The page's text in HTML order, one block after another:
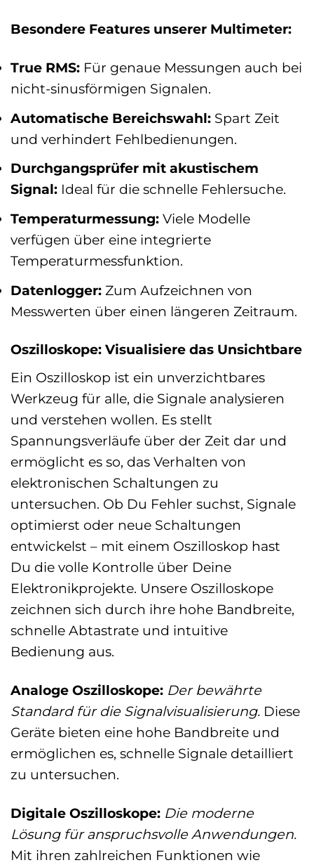
Besondere Features unserer Multimeter:
True RMS: Für genaue Messungen auch bei
nicht-sinusförmigen Signalen.
Automatische Bereichswahl: Spart Zeit
und verhindert Fehlbedienungen.
Durchgangsprüfer mit akustischem
Signal: Ideal für die schnelle Fehlersuche.
Temperaturmessung: Viele Modelle
verfügen über eine integrierte
Temperaturmessfunktion.
Datenlogger: Zum Aufzeichnen von
Messwerten über einen längeren Zeitraum.
Oszilloskope: Visualisiere das Unsichtbare
Ein Oszilloskop ist ein unverzichtbares
Werkzeug für alle, die Signale analysieren
und verstehen wollen. Es stellt
Spannungsverläufe über der Zeit dar und
ermöglicht es so, das Verhalten von
elektronischen Schaltungen zu
untersuchen. Ob Du Fehler suchst, Signale
optimierst oder neue Schaltungen
entwickelst – mit einem Oszilloskop hast
Du die volle Kontrolle über Deine
Elektronikprojekte. Unsere Oszilloskope
zeichnen sich durch ihre hohe Bandbreite,
schnelle Abtastrate und intuitive
Bedienung aus.
Analoge Oszilloskope: Der bewährte
Standard für die Signalvisualisierung. Diese
Geräte bieten eine hohe Bandbreite und
ermöglichen es, schnelle Signale detailliert
zu untersuchen.
Digitale Oszilloskope: Die moderne
Lösung für anspruchsvolle Anwendungen.
Mit ihren zahlreichen Funktionen wie